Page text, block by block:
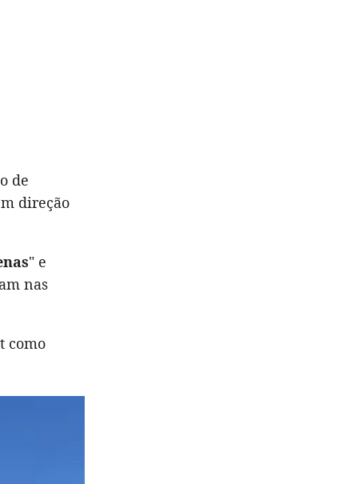
de
direção
" e
nas
como